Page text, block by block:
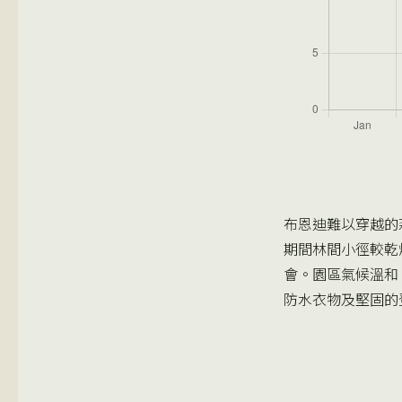
布恩迪難以穿越
期間林間小徑較
會。園區氣候溫
防水衣物及堅固